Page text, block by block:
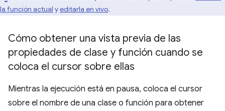
la función actual yeditarla en vivo.
Cómo obtener una vista previa de las
propiedades de clase y función cuando se
coloca el cursor sobre ellas
Mientras la ejecución está en pausa, coloca el cursor
sobre el nombre de una clase o función para obtener